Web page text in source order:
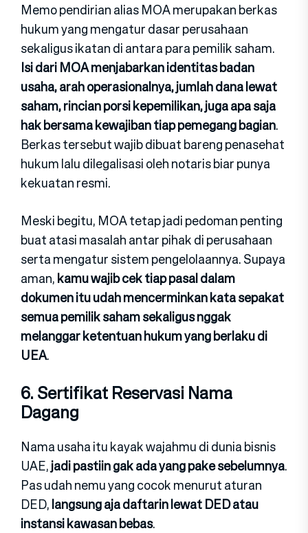
Memo pendirian alias MOA merupakan berkas
hukum yang mengatur dasar perusahaan
sekaligus ikatan di antara para pemilik saham.
Isi dari MOA menjabarkan identitas badan
usaha, arah operasionalnya, jumlah dana lewat
saham, rincian porsi kepemilikan, juga apa saja
hak bersama kewajiban tiap pemegang bagian.
Berkas tersebut wajib dibuat bareng penasehat
hukum lalu dilegalisasi oleh notaris biar punya
kekuatan resmi.
Meski begitu, MOA tetap jadi pedoman penting
buat atasi masalah antar pihak di perusahaan
serta mengatur sistem pengelolaannya. Supaya
aman,kamu wajib cek tiap pasal dalam
dokumen itu udah mencerminkan kata sepakat
semua pemilik saham sekaligus nggak
melanggar ketentuan hukum yang berlaku di
UEA.
6. Sertifikat Reservasi Nama
Dagang
Nama usaha itu kayak wajahmu di dunia bisnis
UAE,jadi pastiin gak ada yang pake sebelumnya.
Pas udah nemu yang cocok menurut aturan
DED,langsung aja daftarin lewat DED atau
instansi kawasan bebas.